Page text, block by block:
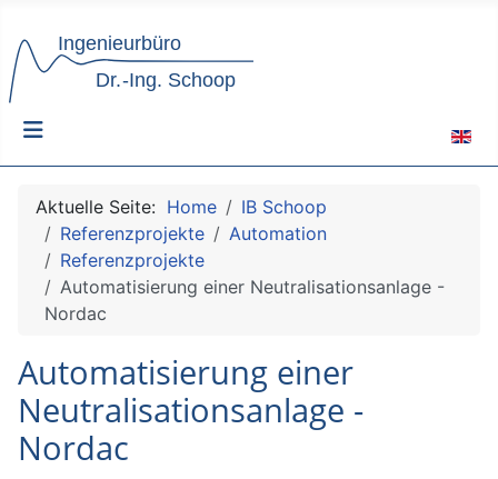
Aktuelle Seite: Home
IB Schoop
Referenzprojekte
Automation
Referenzprojekte
Automatisierung einer Neutralisationsanlage -
Nordac
Automatisierung einer
Neutralisationsanlage -
Nordac